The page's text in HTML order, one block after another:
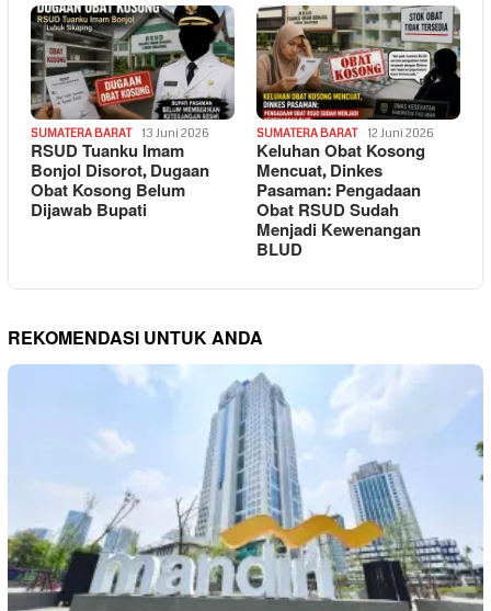
SUMATERA BARAT 13 Juni 2026
RSUD Tuanku Imam
Bonjol Disorot, Dugaan
Obat Kosong Belum
Dijawab Bupati
SUMATERA BARAT 12 Juni 2026
Keluhan Obat Kosong
Mencuat, Dinkes
Pasaman: Pengadaan
Obat RSUD Sudah
Menjadi Kewenangan
BLUD
REKOMENDASI UNTUK ANDA